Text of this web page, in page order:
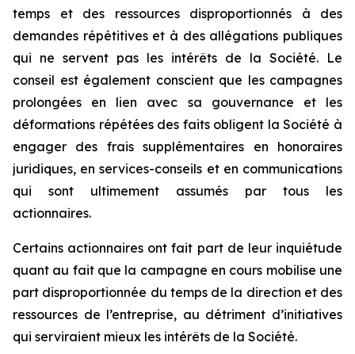
temps et des ressources disproportionnés à des
demandes répétitives et à des allégations publiques
qui ne servent pas les intérêts de la Société. Le
conseil est également conscient que les campagnes
prolongées en lien avec sa gouvernance et les
déformations répétées des faits obligent la Société à
engager des frais supplémentaires en honoraires
juridiques, en services-conseils et en communications
qui sont ultimement assumés par tous les
actionnaires.
Certains actionnaires ont fait part de leur inquiétude
quant au fait que la campagne en cours mobilise une
part disproportionnée du temps de la direction et des
ressources de l’entreprise, au détriment d’initiatives
qui serviraient mieux les intérêts de la Société.